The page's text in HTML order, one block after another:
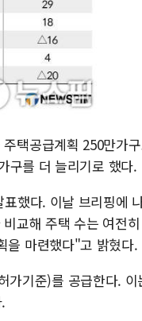
오세훈 "용
택공급계획 250만가
구를 더 늘리기로 했다.
했다. 이날 브리핑에
교해 주택 수는 여전
을 마련했다"고 밝혔다.
가기준)를 공급한다. 이